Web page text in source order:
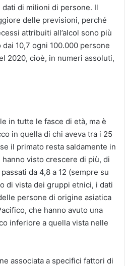
di milioni di persone. Il
delle previsioni, perché
attribuiti all’alcol sono più
10,7 ogni 100.000 persone
2020, cioè, in numeri assoluti,
in tutte le fasce di età, ma è
in quella di chi aveva tra i 25
il primato resta saldamente in
visto crescere di più, di
da 4,8 a 12 (sempre su
di vista dei gruppi etnici, i dati
persone di origine asiatica
che hanno avuto una
inferiore a quella vista nelle
associata a specifici fattori di